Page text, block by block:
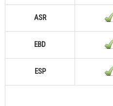
ASR
EBD
ESP